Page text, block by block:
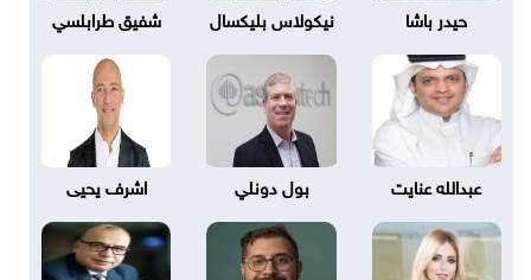
حيدر باشا نيكولاس بليكسال شفيق طرابلسي
عبدالله عنايت بول دونلي اشرف يحيى